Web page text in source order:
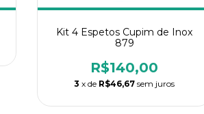
Kit 4 Espetos Cupim de Inox
879
R$140,00
3 x de R$46,67 sem juros